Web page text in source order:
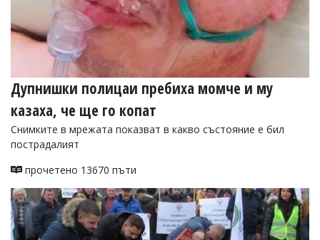
Дупнишки полицаи пребиха момче и му
казаха, че ще го копат
Снимките в мрежата показват в какво състояние е бил
пострадалият
прочетено 13670 пъти